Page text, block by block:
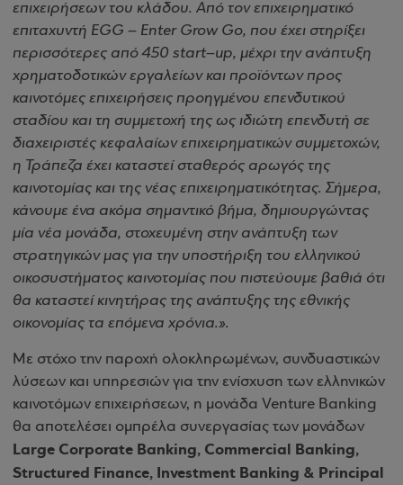
επιχειρήσεων του κλάδου. Από τον επιχειρηματικό
επιταχυντή EGG – Enter Grow Go, που έχει στηρίξει
περισσότερες από 450 start–up, μέχρι την ανάπτυξη
χρηματοδοτικών εργαλείων και προϊόντων προς
καινοτόμες επιχειρήσεις προηγμένου επενδυτικού
σταδίου και τη συμμετοχή της ως ιδιώτη επενδυτή σε
διαχειριστές κεφαλαίων επιχειρηματικών συμμετοχών,
η Τράπεζα έχει καταστεί σταθερός αρωγός της
καινοτομίας και της νέας επιχειρηματικότητας. Σήμερα,
κάνουμε ένα ακόμα σημαντικό βήμα, δημιουργώντας
μία νέα μονάδα, στοχευμένη στην ανάπτυξη των
στρατηγικών μας για την υποστήριξη του ελληνικού
οικοσυστήματος καινοτομίας που πιστεύουμε βαθιά ότι
θα καταστεί κινητήρας της ανάπτυξης της εθνικής
οικονομίας τα επόμενα χρόνια.».
Με στόχο την παροχή ολοκληρωμένων, συνδυαστικών
λύσεων και υπηρεσιών για την ενίσχυση των ελληνικών
καινοτόμων επιχειρήσεων, η μονάδα Venture Banking
θα αποτελέσει ομπρέλα συνεργασίας των μονάδων
Large Corporate Banking, Commercial Banking,
Structured Finance, Investment Banking & Principal